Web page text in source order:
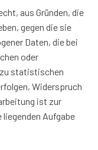
aus Gründen, die
gegen die sie
Daten, die bei
oder
statistischen
Widerspruch
ist zur
Aufgabe